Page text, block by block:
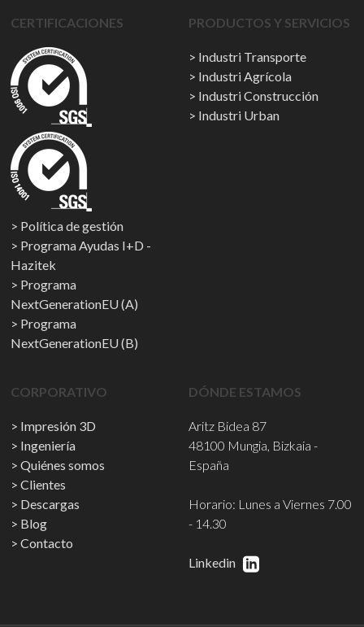
CERTIFICACIONES
Política de gestión
Programa Ayudas I+D -
Hazitek
Programa
NextGenerationEU (A)
Programa
NextGenerationEU (B)
PRODUCTOS Y SERVICIOS
Industri Transporte
Industri Agrícola
Industri Construcción
Industri Urban
CORPORATIVO
Impresión 3D
Ingeniería
Quiénes somos
Clientes
Descargas
Blog
Contacto
DÓNDE ESTAMOS
Aritz Bidea 87
48100 Mungia, Bizkaia -
España
Horario: Lunes a Viernes 7.00
- 14.30
Linkedin